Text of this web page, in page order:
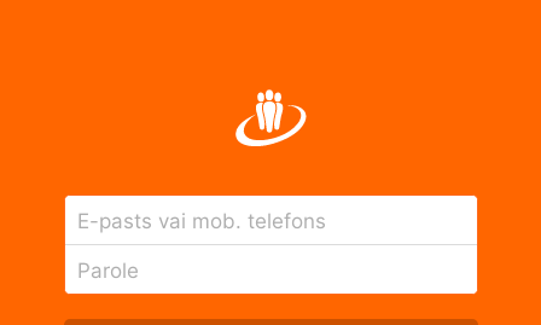
E-pasts vai mob. telefons
Parole